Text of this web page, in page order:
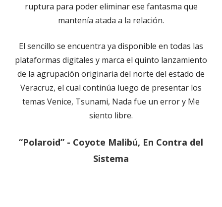
ruptura para poder eliminar ese fantasma que
mantenía atada a la relación.
El sencillo se encuentra ya disponible en todas las
plataformas digitales y marca el quinto lanzamiento
de la agrupación originaria del norte del estado de
Veracruz, el cual continúa luego de presentar los
temas Venice, Tsunami, Nada fue un error y Me
siento libre.
“Polaroid” - Coyote Malibú, En Contra del
Sistema